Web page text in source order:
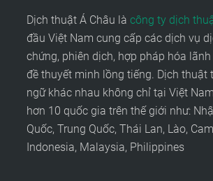
Dịch thuật Á Châu là công ty dịch
đầu Việt Nam cung cấp các dịch vụ
chứng, phiên dịch, hợp pháp hóa lãnh
đề thuyết minh lồng tiếng. Dịch thuật
ngữ khác nhau không chỉ tại Việt
hơn 10 quốc gia trên thế giới như:
Quốc, Trung Quốc, Thái Lan, Lào,
Indonesia, Malaysia, Philippines